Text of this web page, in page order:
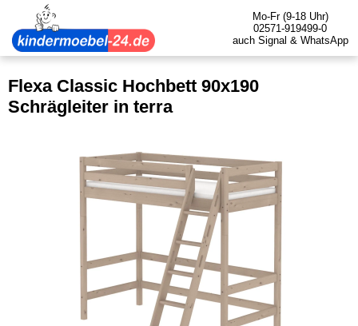
Mo-Fr (9-18 Uhr)
02571-919499-0
auch Signal & WhatsApp
Flexa Classic Hochbett 90x190
Schrägleiter in terra